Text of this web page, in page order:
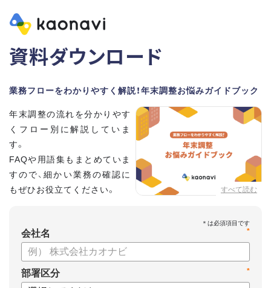
資料ダウンロード
業務フローをわかりやすく解説！年末調整お悩みガイドブック
すべて読む
年末調整の流れを分かりやす
くフロー別に解説していま
す。
FAQや用語集もまとめていま
すので、細かい業務の確認に
もぜひお役立てください。
*
会社名
*
部署区分